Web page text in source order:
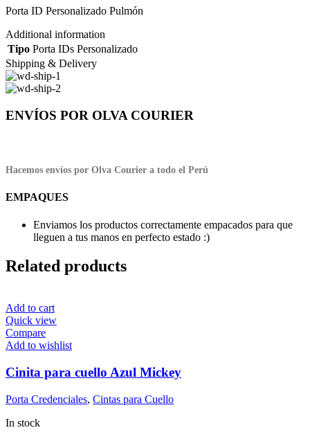
Porta ID Personalizado Pulmón
Additional information
Tipo Porta IDs Personalizado
Shipping & Delivery
ENVÍOS POR OLVA COURIER
Hacemos envíos por Olva Courier a todo el Perú
EMPAQUES
Enviamos los productos correctamente empacados para que
lleguen a tus manos en perfecto estado :)
Related products
Add to cart
Quick view
Compare
Add to wishlist
Cinita para cuello Azul Mickey
Porta Credenciales, Cintas para Cuello
In stock